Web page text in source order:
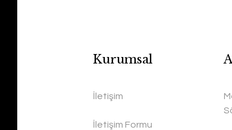
Kurumsal
İletişim
İletişim Formu